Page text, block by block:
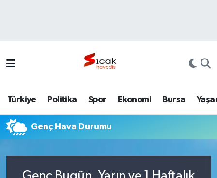
Türkiye Politika Spor Ekonomi Bursa
Genç Hava Durumu